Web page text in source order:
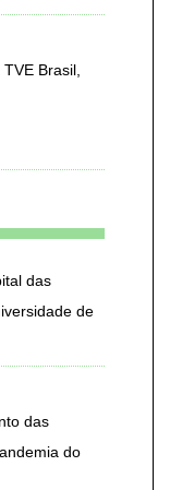
Brasil,
das
de
das
do